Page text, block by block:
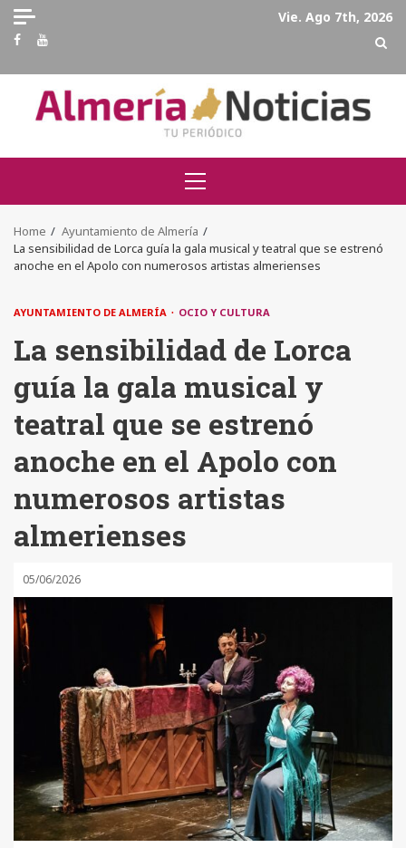
Skip
content
Vie. Ago 7th, 2026
Facebook
Youtube
Primary
Menu
Home
Ayuntamiento de Almería
La sensibilidad de Lorca guía la gala musical y teatral que se estrenó
anoche en el Apolo con numerosos artistas almerienses
AYUNTAMIENTO DE ALMERÍA OCIO Y CULTURA
La sensibilidad de Lorca
guía la gala musical y
teatral que se estrenó
anoche en el Apolo con
numerosos artistas
almerienses
05/06/2026